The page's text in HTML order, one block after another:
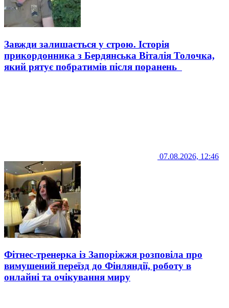
Завжди залишається у строю. Історія
прикордонника з Бердянська Віталія Толочка,
який рятує побратимів після поранень
07.08.2026, 12:46
Фітнес-тренерка із Запоріжжя розповіла про
вимушений переїзд до Фінляндії, роботу в
онлайні та очікування миру